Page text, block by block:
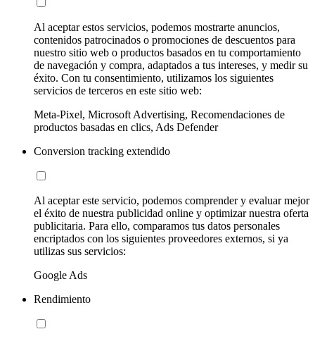
Al aceptar estos servicios, podemos mostrarte anuncios,
contenidos patrocinados o promociones de descuentos para
nuestro sitio web o productos basados en tu comportamiento
de navegación y compra, adaptados a tus intereses, y medir su
éxito. Con tu consentimiento, utilizamos los siguientes
servicios de terceros en este sitio web:
Meta-Pixel, Microsoft Advertising, Recomendaciones de
productos basadas en clics, Ads Defender
Conversion tracking extendido
Al aceptar este servicio, podemos comprender y evaluar mejor
el éxito de nuestra publicidad online y optimizar nuestra oferta
publicitaria. Para ello, comparamos tus datos personales
encriptados con los siguientes proveedores externos, si ya
utilizas sus servicios:
Google Ads
Rendimiento